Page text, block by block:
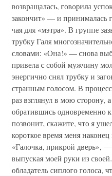
возвращалась, говорила
закончит» — и принималась
чая для «мэтра». В группе
трубку Галя
словами: «Она!» — снова
привела с собой мужчину
энергично снял трубку и
странным голосом. В
раз взглянул в мою сторону,
обратившись одновременно
позвонит, скажите, что я
короткое время меня
«Галочка, прикрой дверь», —
выпуская моей руки из
обладатель сиплого голоса,